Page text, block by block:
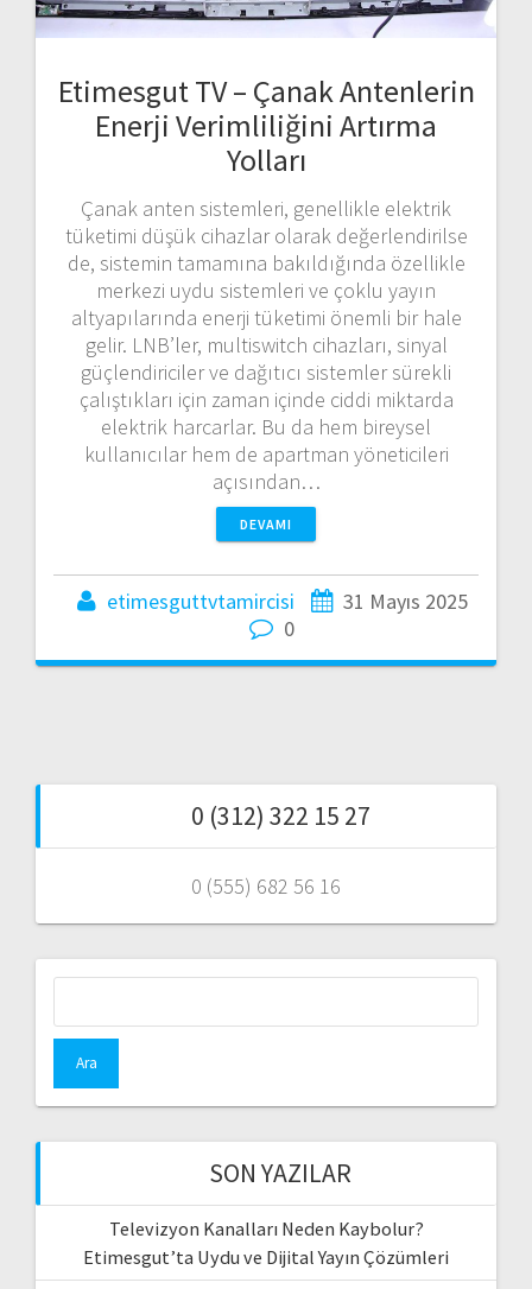
Etimesgut TV – Çanak Antenlerin
Enerji Verimliliğini Artırma
Yolları
Çanak anten sistemleri, genellikle elektrik
tüketimi düşük cihazlar olarak değerlendirilse
de, sistemin tamamına bakıldığında özellikle
merkezi uydu sistemleri ve çoklu yayın
altyapılarında enerji tüketimi önemli bir hale
gelir. LNB’ler, multiswitch cihazları, sinyal
güçlendiriciler ve dağıtıcı sistemler sürekli
çalıştıkları için zaman içinde ciddi miktarda
elektrik harcarlar. Bu da hem bireysel
kullanıcılar hem de apartman yöneticileri
açısından…
DEVAMI
etimesguttvtamircisi
31 Mayıs 2025
0
0 (312) 322 15 27
0 (555) 682 56 16
SON YAZILAR
Televizyon Kanalları Neden Kaybolur?
Etimesgut’ta Uydu ve Dijital Yayın Çözümleri